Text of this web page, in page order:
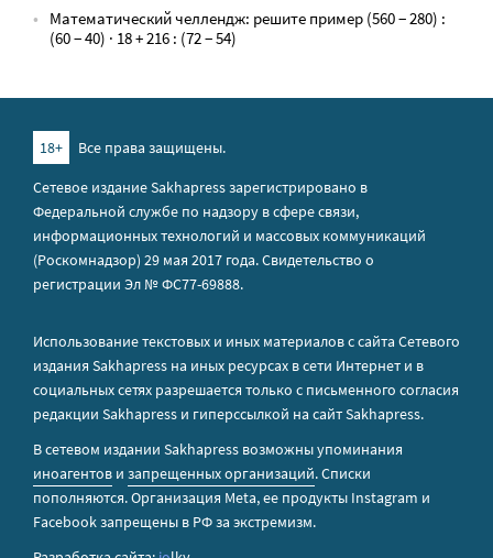
Математический челлендж: решите пример (560 − 280) :
(60 − 40) · 18 + 216 : (72 − 54)
18+
Все права защищены.
Сетевое издание Sakhapress зарегистрировано в
Федеральной службе по надзору в сфере связи,
информационных технологий и массовых коммуникаций
(Роскомнадзор) 29 мая 2017 года. Свидетельство о
регистрации Эл № ФС77-69888.
Использование текстовых и иных материалов с сайта Сетевого
издания Sakhapress на иных ресурсах в сети Интернет и в
социальных сетях разрешается только с письменного согласия
редакции Sakhapress и гиперссылкой на сайт Sakhapress.
В сетевом издании Sakhapress возможны упоминания
иноагентов и запрещенных организаций. Списки
пополняются. Организация Metа, ее продукты Instagram и
Facebook запрещены в РФ за экстремизм.